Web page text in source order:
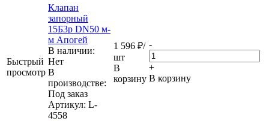
Быстрый
просмотр
Клапан
запорный
15Б3р DN50 м-
м Апогей
В наличии:
Нет
В
производстве:
Под заказ
Артикул: L-
4558
1 596 ₽/
шт
В
корзину
-
+
В корзину